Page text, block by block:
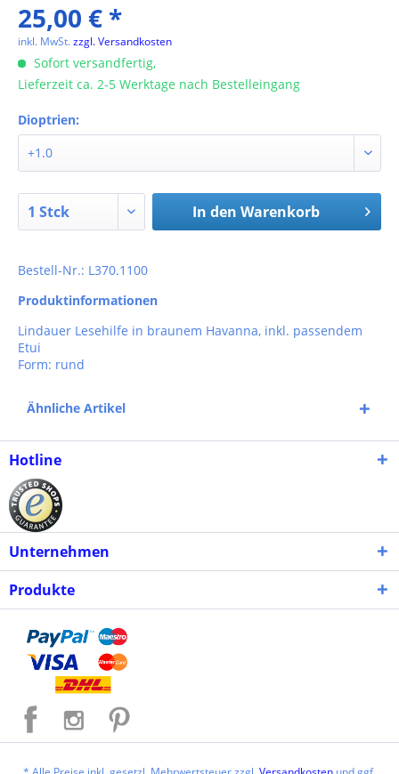
25,00 € *
inkl. MwSt.zzgl. Versandkosten
Sofort versandfertig,
Lieferzeit ca. 2-5 Werktage nach Bestelleingang
Dioptrien:
In den Warenkorb
Bestell-Nr.: L370.1100
Produktinformationen
Lindauer Lesehilfe in braunem Havanna, inkl. passendem
Etui
Form: rund
Ähnliche Artikel
Hotline
Unternehmen
Produkte